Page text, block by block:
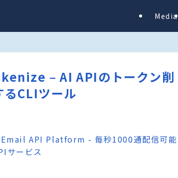
Media
– AI APIのトークン削
るCLIツール